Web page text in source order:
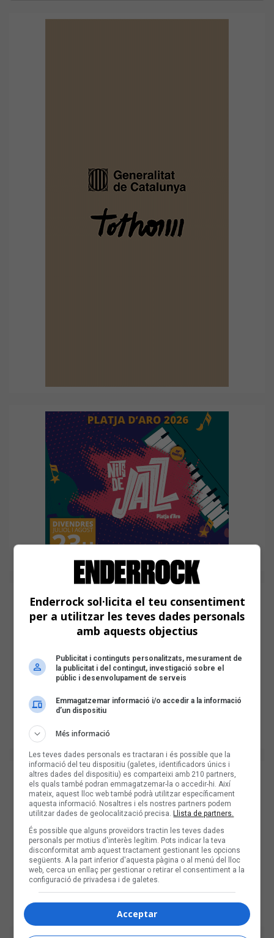
Enderrock sol·licita el teu consentiment
per a utilitzar les teves dades personals
amb aquests objectius
Publicitat i continguts personalitzats, mesurament de
la publicitat i del contingut, investigació sobre el
públic i desenvolupament de serveis
Emmagatzemar informació i/o accedir a la informació
d’un dispositiu
Més informació
Les teves dades personals es tractaran i és possible que la
informació del teu dispositiu (galetes, identificadors únics i
altres dades del dispositiu) es comparteixi amb 210 partners,
els quals també podran emmagatzemar-la o accedir-hi. Així
mateix, aquest lloc web també podrà utilitzar específicament
aquesta informació. Nosaltres i els nostres partners podem
utilitzar dades de geolocalització precisa. Llista de partners.
És possible que alguns proveïdors tractin les teves dades
personals per motius d'interès legítim. Pots indicar la teva
disconformitat amb aquest tractament gestionant les opcions
següents. A la part inferior d'aquesta pàgina o al menú del lloc
web, cerca un enllaç per gestionar o retirar el consentiment a la
configuració de privadesa i de galetes.
Acceptar